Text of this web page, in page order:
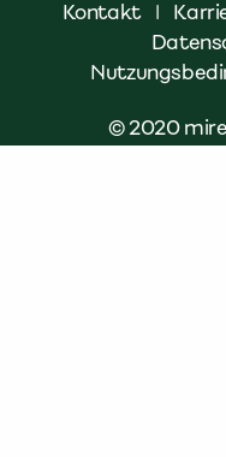
Kontakt |
© 2020